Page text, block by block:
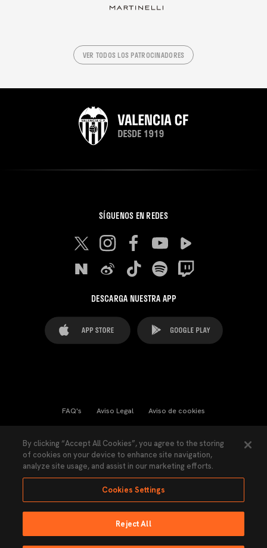
VER TODOS LOS PATROCINADORES
SÍGUENOS EN REDES
DESCARGA NUESTRA APP
FAQ's Aviso Legal Aviso de cookies
Ley Transparencia Política de Privacidad
Accesibilidad
Ninguna parte de esta página puede ser reproducida sin el permiso del Valencia
By clicking “Accept All Cookies”, you agree to the storing
of cookies on your device to enhance site navigation,
analyze site usage, and assist in our marketing efforts.
Cookies Settings
Reject All